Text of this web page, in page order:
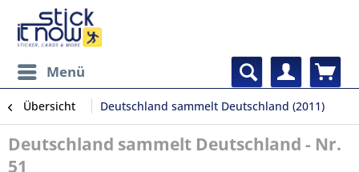
Menü
Übersicht Deutschland sammelt Deutschland (2011)
Deutschland sammelt Deutschland - Nr.
51